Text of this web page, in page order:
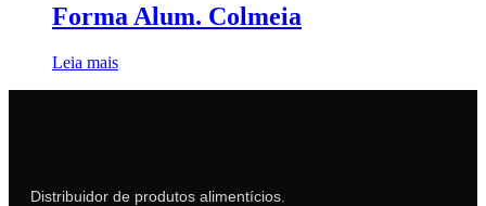
Forma Alum. Colmeia
Leia mais
Distribuidor de produtos alimentícios.